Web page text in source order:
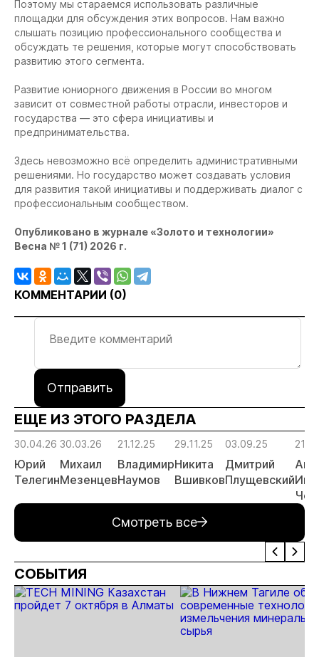
Поэтому мы стараемся использовать различные
площадки для обсуждения этих вопросов. Нам важно
слышать позицию профессионального сообщества и
обсуждать те решения, которые могут способствовать
развитию этого сегмента.
Развитие юниорного движения в России во многом
зависит от совместной работы отрасли, инвесторов и
государства — это сфера инициативы и
предпринимательства.
Здесь невозможно всё определить административными
решениями. Но государство может создавать условия
для развития такой инициативы и поддерживать диалог с
профессиональным сообществом.
Опубликовано в журнале «Золото и технологии»
Весна № 1 (71) 2026 г.
КОММЕНТАРИИ (0)
Отправить
ЕЩЕ ИЗ ЭТОГО РАЗДЕЛА
30.04.26
Юрий
Телегин
30.03.26
Михаил
Мезенцев
21.12.25
Владимир
Наумов
29.11.25
Никита
Вшивков
03.09.25
Дмитрий
Плущевский
Смотреть все
СОБЫТИЯ